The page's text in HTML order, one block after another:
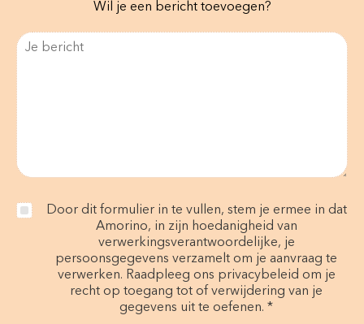
Wil je een bericht toevoegen?
Door dit formulier in te vullen, stem je ermee in dat
Amorino, in zijn hoedanigheid van
verwerkingsverantwoordelijke, je
persoonsgegevens verzamelt om je aanvraag te
verwerken. Raadpleeg ons privacybeleid om je
recht op toegang tot of verwijdering van je
gegevens uit te oefenen. *